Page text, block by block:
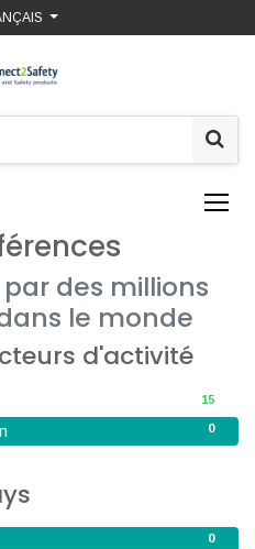
des millions
le monde
d'activité
15
0
0